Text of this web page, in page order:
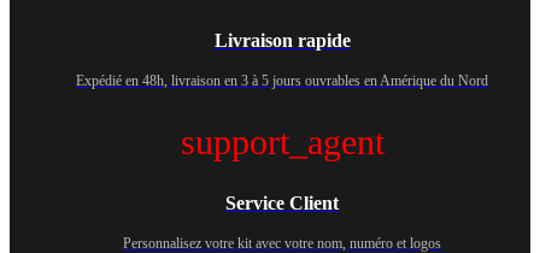
Livraison rapide
Expédié en 48h, livraison en 3 à 5 jours ouvrables en Amérique du Nord
support_agent
Service Client
Personnalisez votre kit avec votre nom, numéro et logos